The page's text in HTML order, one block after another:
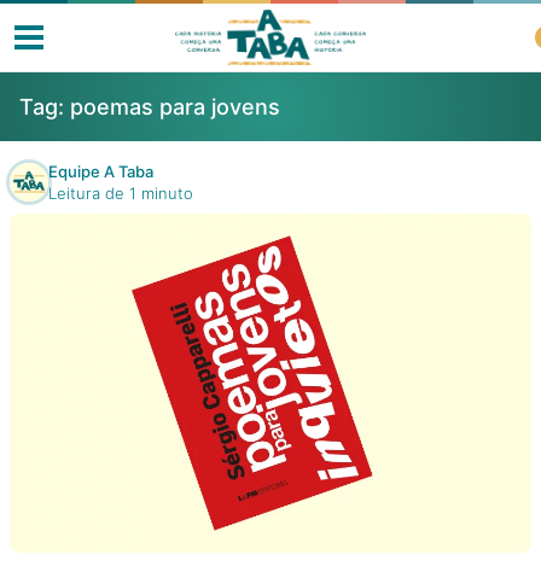
Livros
Clube de Leitores
Na escola
Tag: poemas para jovens
Equipe A Taba
Leitura de 1 minuto